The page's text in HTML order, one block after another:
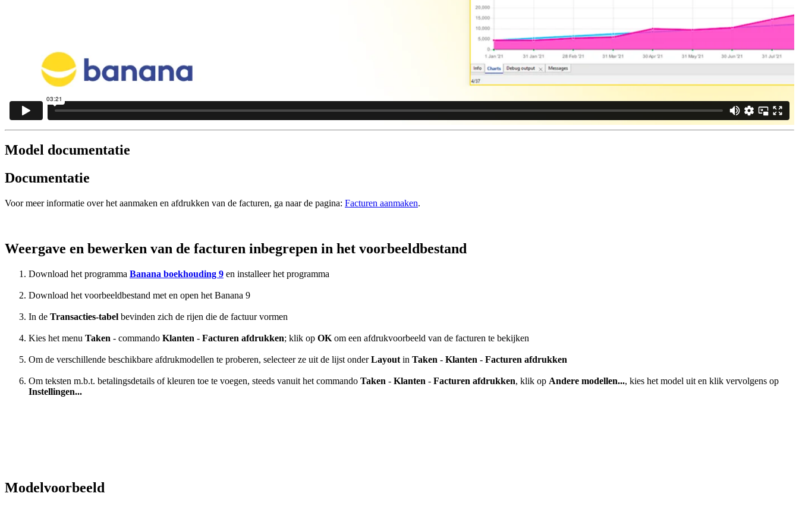
Model documentatie
Documentatie
Voor meer informatie over het aanmaken en afdrukken van de facturen, ga naar de pagina: Facturen aanmaken.
Weergave en bewerken van de facturen inbegrepen in het voorbeeldbestand
Download het programma Banana boekhouding 9 en installeer het programma
Download het voorbeeldbestand met en open het Banana 9
In de Transacties-tabel bevinden zich de rijen die de factuur vormen
Kies het menu Taken - commando Klanten - Facturen afdrukken; klik op OK om een afdrukvoorbeeld van de facturen te bekijken
Om de verschillende beschikbare afdrukmodellen te proberen, selecteer ze uit de lijst onderLayout in Taken - Klanten - Facturen afdrukken
Om teksten m.b.t. betalingsdetails of kleuren toe te voegen, steeds vanuit het commando Taken - Klanten - Facturen afdrukken, klik op Andere modellen..., kies het model uit en klik vervolgens op
Instellingen...
Modelvoorbeeld